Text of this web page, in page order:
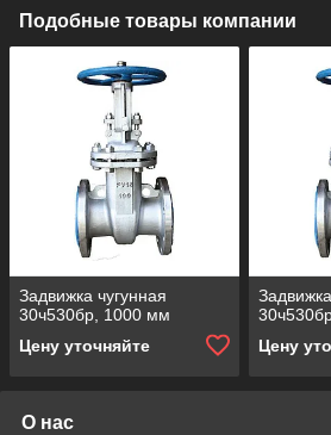
Подобные товары компании
Задвижка чугунная
30ч530бр, 1000 мм
Цену уточняйте
Цену
О нас